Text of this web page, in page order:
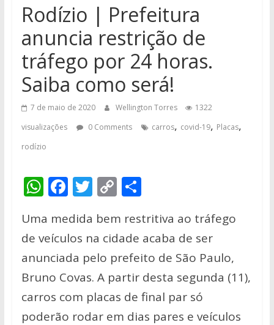
Rodízio | Prefeitura
anuncia restrição de
tráfego por 24 horas.
Saiba como será!
7 de maio de 2020 Wellington Torres
1322
visualizações
0 Comments carros, covid-19, Placas,
rodízio
W
at
s
A
p
p
F
e
b
o
o
k
T
itt
er
C
p
y
Li
n
k
S
ar
e
Uma medida bem restritiva ao tráfego
de veículos na cidade acaba de ser
anunciada pelo prefeito de São Paulo,
Bruno Covas. A partir desta segunda (11),
carros com placas de final par só
poderão rodar em dias pares e veículos